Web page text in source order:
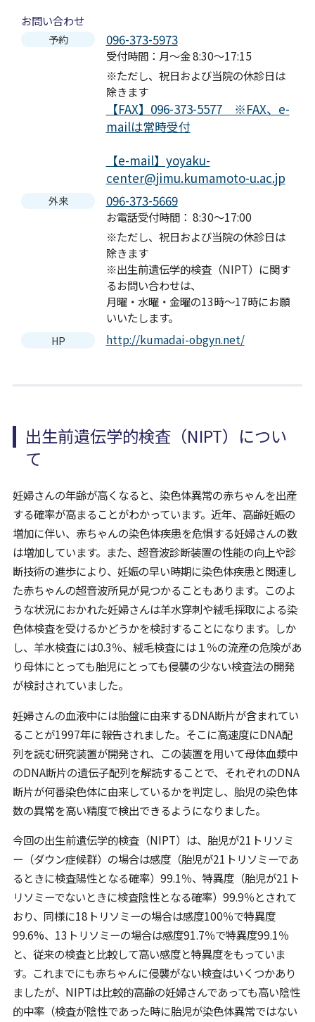
お問い合わせ
予約 096-373-5973
受付時間：月～金 8:30～17:15
※ただし、祝日および当院の休診日は
除きます
【FAX】096-373-5577 ※FAX、e-
mailは常時受付
【e-mail】yoyaku-
center@jimu.kumamoto-u.ac.jp
外来 096-373-5669
お電話受付時間： 8:30～17:00
※ただし、祝日および当院の休診日は
除きます
※出生前遺伝学的検査（NIPT）に関す
るお問い合わせは、
月曜・水曜・金曜の13時～17時にお願
いいたします。
HP http://kumadai-obgyn.net/
出生前遺伝学的検査（NIPT）につい
て
妊婦さんの年齢が高くなると、染色体異常の赤ちゃんを出産
する確率が高まることがわかっています。近年、高齢妊娠の
増加に伴い、赤ちゃんの染色体疾患を危惧する妊婦さんの数
は増加しています。また、超音波診断装置の性能の向上や診
断技術の進歩により、妊娠の早い時期に染色体疾患と関連し
た赤ちゃんの超音波所見が見つかることもあります。このよ
うな状況におかれた妊婦さんは羊水穿刺や絨毛採取による染
色体検査を受けるかどうかを検討することになります。しか
し、羊水検査には0.3％、絨毛検査には１％の流産の危険があ
り母体にとっても胎児にとっても侵襲の少ない検査法の開発
が検討されていました。
妊婦さんの血液中には胎盤に由来するDNA断片が含まれてい
ることが1997年に報告されました。そこに高速度にDNA配
列を読む研究装置が開発され、この装置を用いて母体血漿中
のDNA断片の遺伝子配列を解読することで、それぞれのDNA
断片が何番染色体に由来しているかを判定し、胎児の染色体
数の異常を高い精度で検出できるようになりました。
今回の出生前遺伝学的検査（NIPT）は、胎児が21トリソミ
ー（ダウン症候群）の場合は感度（胎児が21トリソミーであ
るときに検査陽性となる確率）99.1％、特異度（胎児が21ト
リソミーでないときに検査陰性となる確率）99.9％とされて
おり、同様に18トリソミーの場合は感度100％で特異度
99.6%、13トリソミーの場合は感度91.7％で特異度99.1％
と、従来の検査と比較して高い感度と特異度をもっていま
す。これまでにも赤ちゃんに侵襲がない検査はいくつかあり
ましたが、NIPTは比較的高齢の妊婦さんであっても高い陰性
的中率（検査が陰性であった時に胎児が染色体異常ではない